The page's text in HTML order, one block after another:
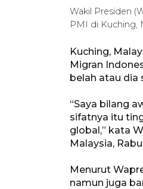
Wakil Presiden
PMI di Kuching,
Kuching,
Migran
belah atau dia
“Saya bilang
sifatnya itu
global,” kata
Malaysia,
Menurut
namun juga